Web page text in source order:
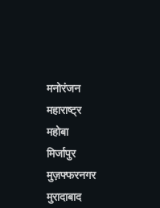
मनोरंजन
महाराष्ट्र
महोबा
मिर्जापुर
मुज़फ्फरनगर
मुरादाबाद